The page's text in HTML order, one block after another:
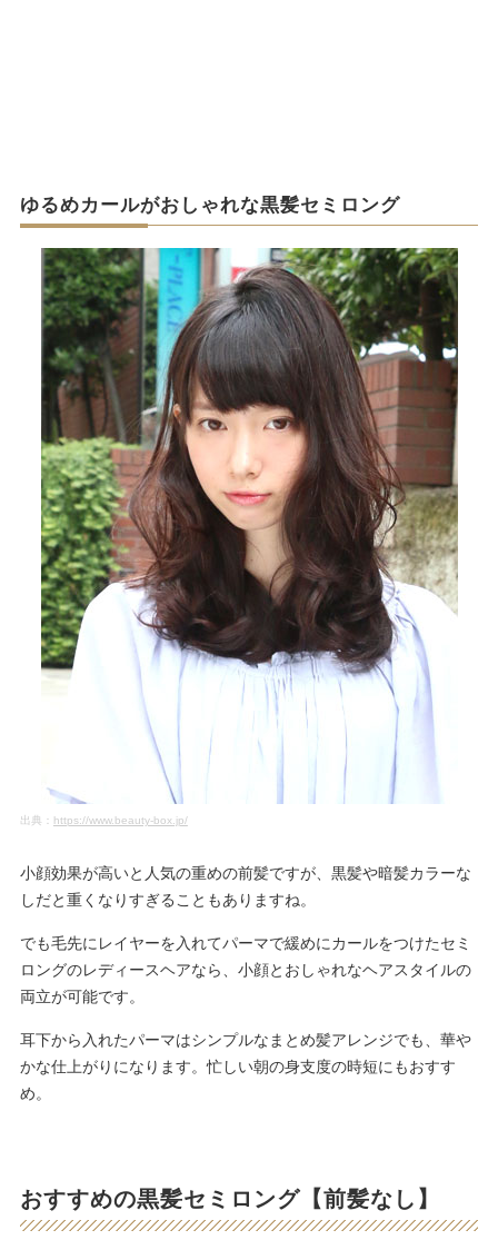
ゆるめカールがおしゃれな黒髪セミロング
出典： https://www.beauty-box.jp/
小顔効果が高いと人気の重めの前髪ですが、黒髪や暗髪カラーな
しだと重くなりすぎることもありますね。
でも毛先にレイヤーを入れてパーマで緩めにカールをつけたセミ
ロングのレディースヘアなら、小顔とおしゃれなヘアスタイルの
両立が可能です。
耳下から入れたパーマはシンプルなまとめ髪アレンジでも、華や
かな仕上がりになります。忙しい朝の身支度の時短にもおすす
め。
おすすめの黒髪セミロング【前髪なし】